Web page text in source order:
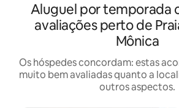
Aluguel por temporada
avaliações perto de
Mônica
Os hóspedes concordam: estas
muito bem avaliadas quanto a
outros aspectos.